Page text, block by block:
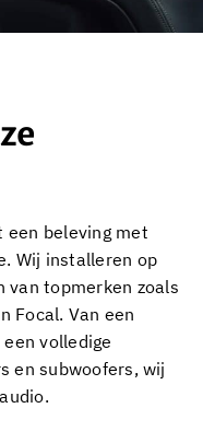
een beleving met
Wij installeren op
van topmerken zoals
Focal. Van een
volledige
en subwoofers, wij